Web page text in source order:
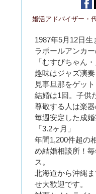
婚活アドバイザー・
1987年5月12日生
ラポールアンカ
「むすびちゃん
趣味はジャズ演
見事旦那をゲット
結婚は1回。子供
尊敬する人は楽器
毎週安定した成
「3.2ヶ月」
年間1,200件超の
め結婚相談所！
ス。
北海道から沖縄
せ大歓迎です。